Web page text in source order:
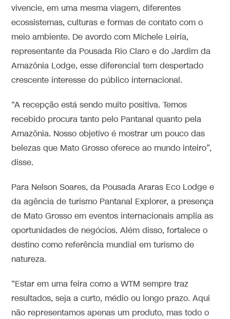
vivencie, em uma mesma viagem, diferentes
ecossistemas, culturas e formas de contato com o
meio ambiente. De avordo com Michele Leiria,
representante da Pousada Rio Claro e do Jardim da
Amazônia Lodge, esse diferencial tem despertado
crescente interesse do público internacional.
“A recepção está sendo muito positiva. Temos
recebido procura tanto pelo Pantanal quanto pela
Amazônia. Nosso objetivo é mostrar um pouco das
belezas que Mato Grosso oferece ao mundo inteiro”,
disse.
Para Nelson Soares, da Pousada Araras Eco Lodge e
da agência de turismo Pantanal Explorer, a presença
de Mato Grosso em eventos internacionais amplia as
oportunidades de negócios. Além disso, fortalece o
destino como referência mundial em turismo de
natureza.
“Estar em uma feira como a WTM sempre traz
resultados, seja a curto, médio ou longo prazo. Aqui
não representamos apenas um produto, mas todo o